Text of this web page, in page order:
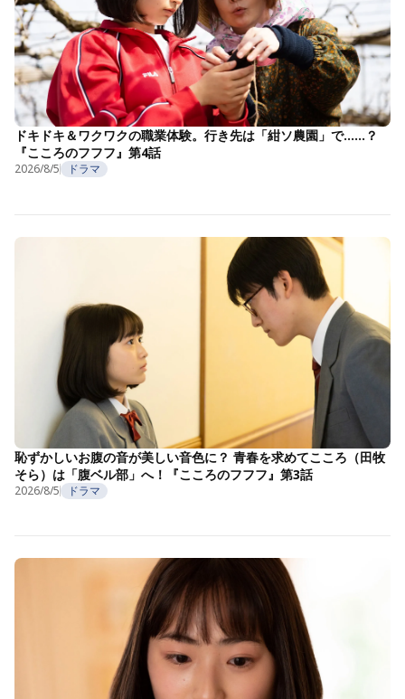
ドキドキ＆ワクワクの職業体験。行き先は「紺ソ農園」で……？
『こころのフフフ』第4話
2026/8/5 ドラマ
恥ずかしいお腹の音が美しい音色に？ 青春を求めてこころ（田牧
そら）は「腹ベル部」へ！『こころのフフフ』第3話
2026/8/5 ドラマ